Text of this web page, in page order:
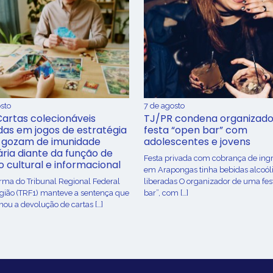
colecionáveis
em jogos de estratégia
gozam de imunidade
diante da função de
cultural e informacional
do Tribunal Regional Federal
(TRF1) manteve a sentença que
a devolução de cartas […]
7 de agosto
TJ/PR condena
festa “open bar” com
adolescentes e jovens
Festa privada com cobrança de
em Arapongas tinha bebidas
liberadas O organizador de uma
bar”, com […]